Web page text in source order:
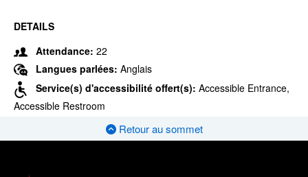
DETAILS
Attendance: 22
Langues parlées: Anglais
Service(s) d'accessibilité offert(s): Accessible Entrance,
Accessible Restroom
Retour au sommet